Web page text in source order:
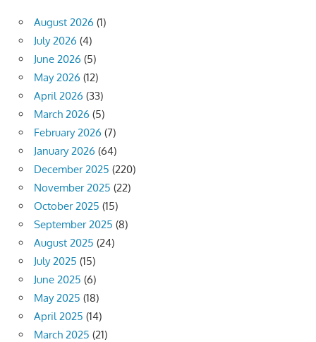
August 2026 (1)
July 2026 (4)
June 2026 (5)
May 2026 (12)
April 2026 (33)
March 2026 (5)
February 2026 (7)
January 2026 (64)
December 2025 (220)
November 2025 (22)
October 2025 (15)
September 2025 (8)
August 2025 (24)
July 2025 (15)
June 2025 (6)
May 2025 (18)
April 2025 (14)
March 2025 (21)